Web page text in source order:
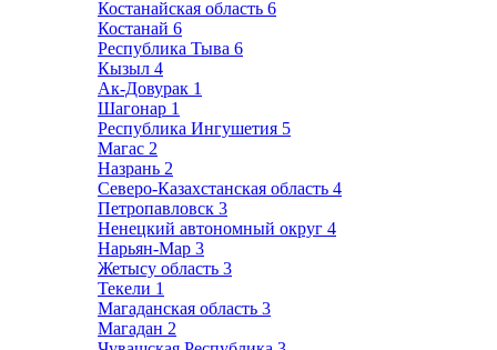
Костанайская область 6
Костанай 6
Республика Тыва 6
Кызыл 4
Ак-Довурак 1
Шагонар 1
Республика Ингушетия 5
Магас 2
Назрань 2
Северо-Казахстанская область 4
Петропавловск 3
Ненецкий автономный округ 4
Нарьян-Мар 3
Жетысу область 3
Текели 1
Магаданская область 3
Магадан 2